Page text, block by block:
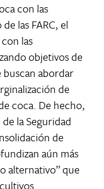
con las
las FARC, el
las
objetivos de
buscan abordar
de
coca. De hecho,
la Seguridad
de
aún más
alternativo” que